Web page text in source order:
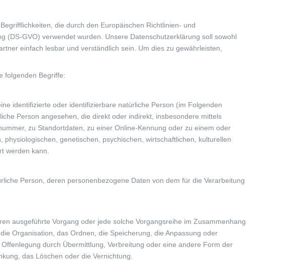
die durch den Europäischen Richtlinien- und
(DS-GVO) verwendet wurden. Unsere Datenschutzerklärung soll sowohl
einfach lesbar und verständlich sein. Um dies zu gewährleisten,
folgenden Begriffe:
identifizierte oder identifizierbare natürliche Person (im Folgenden
Person angesehen, die direkt oder indirekt, insbesondere mittels
zu Standortdaten, zu einer Online-Kennung oder zu einem oder
genetischen, psychischen, wirtschaftlichen, kulturellen
werden kann.
Person, deren personenbezogene Daten von dem für die Verarbeitung
ausgeführte Vorgang oder jede solche Vorgangsreihe im Zusammenhang
Organisation, das Ordnen, die Speicherung, die Anpassung oder
durch Übermittlung, Verbreitung oder eine andere Form der
das Löschen oder die Vernichtung.